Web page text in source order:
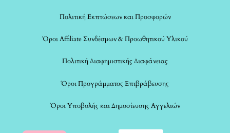
Πολιτική Εκπτώσεων και Προσφορών
Όροι Affiliate Συνδέσμων & Προωθητικού Υλικού
Πολιτική Διαφημιστικής Διαφάνειας
Όροι Προγράμματος Επιβράβευσης
Όροι Υποβολής και Δημοσίευσης Αγγελιών